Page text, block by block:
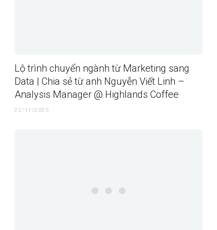
Lộ trình chuyển ngành từ Marketing sang
Data | Chia sẻ từ anh Nguyễn Viết Linh –
Analysis Manager @ Highlands Coffee
22/11/2025